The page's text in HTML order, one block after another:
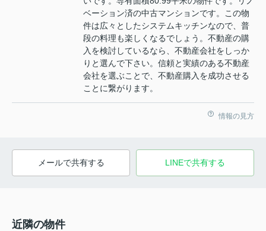
ベーション済の中古マンションです。この物
件は広々としたシステムキッチンなので、普
段の料理も楽しくなるでしょう。不動産の購
入を検討しているなら、不動産会社をしっか
りと選んで下さい。信頼と実績のある不動産
会社を選ぶことで、不動産購入を成功させる
ことに繋がります。
情報の見方
メールで共有する LINEで共有する
近隣の物件